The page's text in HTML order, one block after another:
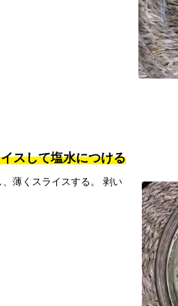
スして塩水につける
薄くスライスする。 剥い